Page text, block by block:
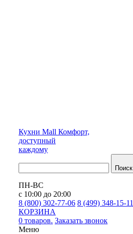
Кухни Mall Комфорт,
доступный
каждому
Поиск
ПН-ВС
с 10:00 до 20:00
8 (800) 302-77-06 8 (499) 348-15-11
КОРЗИНА
0 товаров. Заказать звонок
Меню